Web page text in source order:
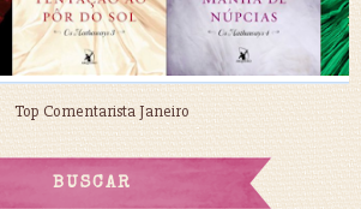
Top Comentarista Janeiro
BUSCAR